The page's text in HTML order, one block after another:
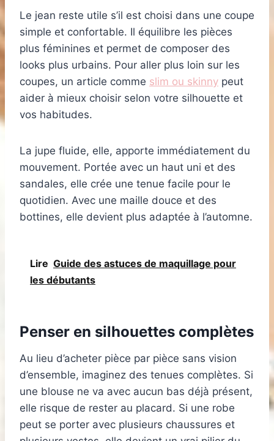
Le jean reste utile s’il est choisi dans une coupe
simple et confortable. Il équilibre les pièces
plus féminines et permet de composer des
looks plus urbains. Pour aller plus loin sur les
coupes, un article comme slim ou skinny peut
aider à mieux choisir selon votre silhouette et
vos habitudes.
La jupe fluide, elle, apporte immédiatement du
mouvement. Portée avec un haut uni et des
sandales, elle crée une tenue facile pour le
quotidien. Avec une maille douce et des
bottines, elle devient plus adaptée à l’automne.
Lire Guide des astuces de maquillage pour
les débutants
Penser en silhouettes complètes
Au lieu d’acheter pièce par pièce sans vision
d’ensemble, imaginez des tenues complètes. Si
une blouse ne va avec aucun bas déjà présent,
elle risque de rester au placard. Si une robe
peut se porter avec plusieurs chaussures et